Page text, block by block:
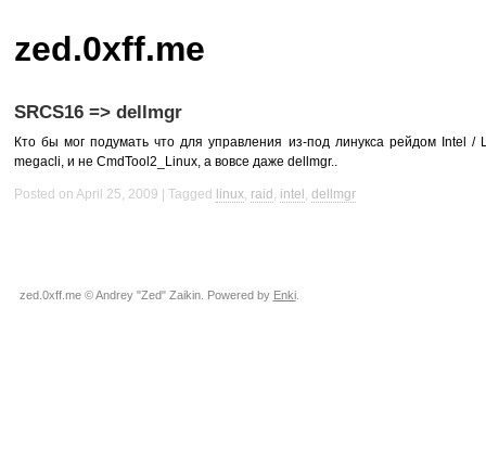
zed.0xff.me
SRCS16 => dellmgr
Кто бы мог подумать что для управления из-под линукса рейдом Intel /
megacli, и не CmdTool2_Linux, а вовсе даже dellmgr..
Posted on April 25, 2009 Tagged linux, raid, intel, dellmgr
zed.0xff.me © Andrey "Zed" Zaikin. Powered by Enki.